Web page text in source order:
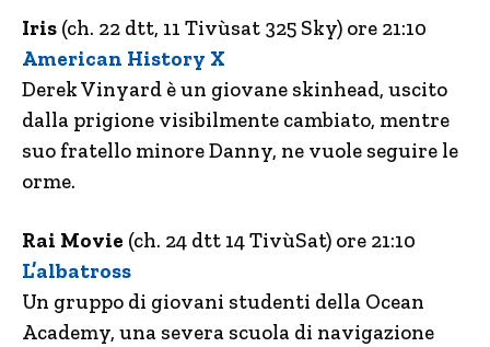
Iris (ch. 22 dtt, 11 Tivùsat 325 Sky) ore 21:10
American History X
Derek Vinyard è un giovane skinhead, uscito
dalla prigione visibilmente cambiato, mentre
suo fratello minore Danny, ne vuole seguire le
orme.
Rai Movie (ch. 24 dtt 14 TivùSat) ore 21:10
L’albatross
Un gruppo di giovani studenti della Ocean
Academy, una severa scuola di navigazione